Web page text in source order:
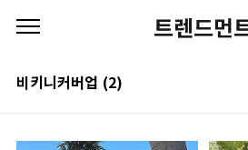
트렌드먼
비키니커버업 (2)